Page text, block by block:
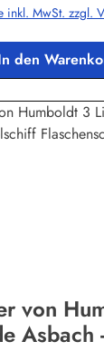
versiegelt, kein
Masten und
kein
Hat
von Hand
Ist auch in
etc.) mit
inkl. MwSt. zzgl.
den
von
Asbach